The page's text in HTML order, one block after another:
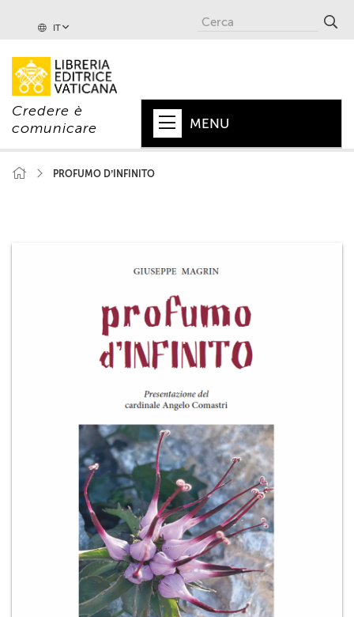
IT
Credere è
comunicare
MENU
CHIESA
MONDO
RIVISTE
CEI
AUTORI VARI
PROFUMO D’INFINITO